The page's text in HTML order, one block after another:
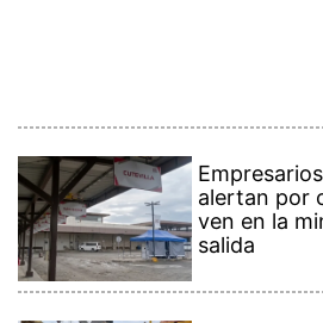
alertan por
ven en la
salida